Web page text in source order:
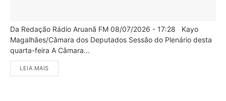
Da Redação Rádio Aruanã FM 08/07/2026 - 17:28 Kayo
Magalhães/Câmara dos Deputados Sessão do Plenário desta
quarta-feira A Câmara...
LEIA MAIS